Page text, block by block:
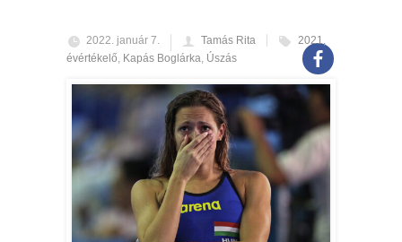
2022. január 7. Tamás Rita 2021,
évértékelő, Kapás Boglárka, Úszás